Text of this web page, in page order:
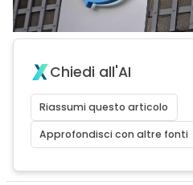
Chiedi all'AI
Riassumi questo articolo
Approfondisci con altre fonti